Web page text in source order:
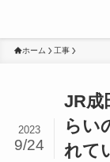
ホーム 工事
JR成
らい
れて
2023
9/24